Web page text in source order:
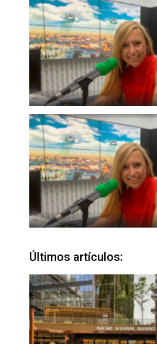
Últimos artículos: